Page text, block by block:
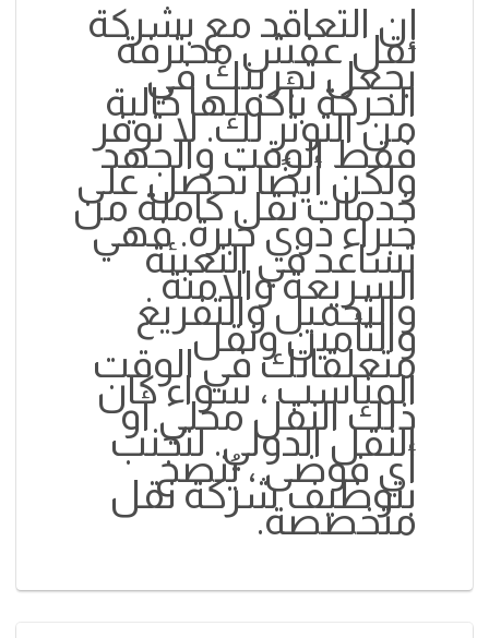
إن التعاقد مع بشركة
نقل عفش محترفة
يجعل تجربتك في
الحركة بأكملها خالية
من التوتر لك. لا توفر
فقط الوقت والجهد
ولكن أيضًا تحصل على
خدمات نقل كاملة من
خبراء ذوي خبرة. فهي
تساعد في التعبئة
السريعة والآمنة
والتحميل والتفريغ
والتأمين ونقل
متعلقاتك في الوقت
المناسب ، سواء كان
ذلك النقل محلي أو
النقل الدولي. لتجنب
أي فوضى ، يُنصح
بتوظيف شركة نقل
متخصصة.